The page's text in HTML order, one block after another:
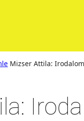
Mizser Attila: